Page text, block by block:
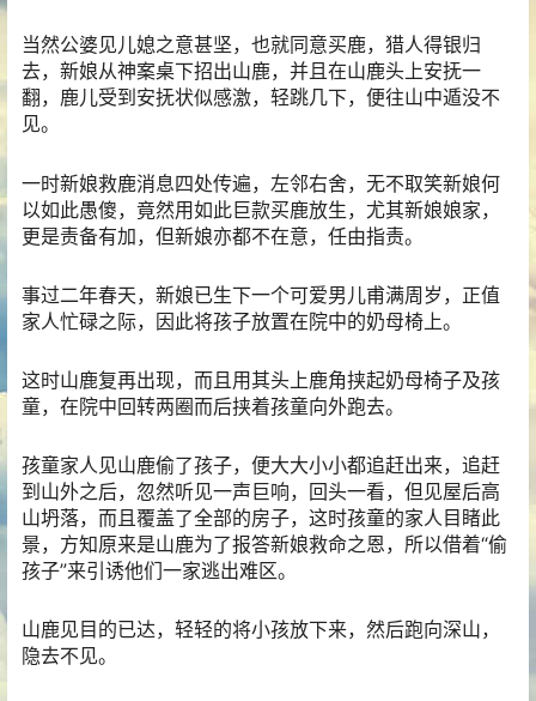
当然公婆见儿媳之意甚坚，也就同意买鹿，猎人得银归
去，新娘从神案桌下招出山鹿，并且在山鹿头上安抚一
翻，鹿儿受到安抚状似感激，轻跳几下，便往山中遁没不
见。
一时新娘救鹿消息四处传遍，左邻右舍，无不取笑新娘何
以如此愚傻，竟然用如此巨款买鹿放生，尤其新娘娘家，
更是责备有加，但新娘亦都不在意，任由指责。
事过二年春天，新娘已生下一个可爱男儿甫满周岁，正值
家人忙碌之际，因此将孩子放置在院中的奶母椅上。
这时山鹿复再出现，而且用其头上鹿角挟起奶母椅子及孩
童，在院中回转两圈而后挟着孩童向外跑去。
孩童家人见山鹿偷了孩子，便大大小小都追赶出来，追赶
到山外之后，忽然听见一声巨响，回头一看，但见屋后高
山坍落，而且覆盖了全部的房子，这时孩童的家人目睹此
景，方知原来是山鹿为了报答新娘救命之恩，所以借着“偷
孩子”来引诱他们一家逃出难区。
山鹿见目的已达，轻轻的将小孩放下来，然后跑向深山，
隐去不见。